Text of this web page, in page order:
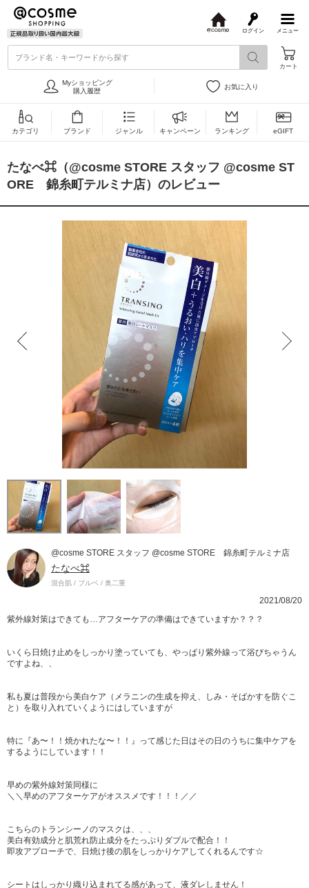
メニュー
ログイン
s
ブランド名・キーワードから探す
カート
Myショッピング
購入履歴
お気に入り
カテゴリ ブランド ジャンル キャンペーン ランキング eGIFT
たなべ⌘（@cosme STORE スタッフ @cosme ST
ORE 錦糸町テルミナ店）のレビュー
@cosme STORE スタッフ @cosme STORE 錦糸町テルミナ店
たなべ⌘
混合肌 / ブルベ / 奥二重
2021/08/20
紫外線対策はできても…アフターケアの準備はできていますか？？？
いくら日焼け止めをしっかり塗っていても、やっぱり紫外線って浴びちゃうん
ですよね、、
私も夏は普段から美白ケア（メラニンの生成を抑え、しみ・そばかすを防ぐこ
と）を取り入れていくようにはしていますが
特に『あ〜！！焼かれたな〜！！』って感じた日はその日のうちに集中ケアを
するようにしています！！
早めの紫外線対策同様に
＼＼早めのアフターケアがオススメです！！！／／
こちらのトランシーノのマスクは、、、
美白有効成分と肌荒れ防止成分をたっぷりダブルで配合！！
即攻アプローチで、日焼け後の肌をしっかりケアしてくれるんです☆
シートはしっかり織り込まれてる感があって、液ダレしません！